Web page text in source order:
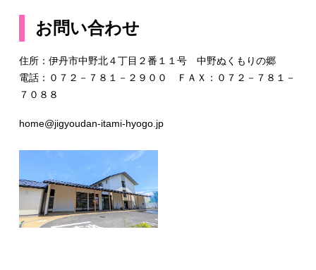
お問い合わせ
住所：伊丹市中野北４丁目２番１１号 中野ぬくもりの郷
電話：０７２－７８１－２９００ ＦＡＸ：０７２－７８１－
７０８８
home@jigyoudan-itami-hyogo.jp